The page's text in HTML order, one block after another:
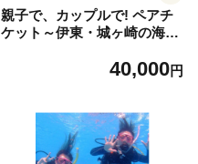
親子で、カップルで! ペアチ
ケット～伊東・城ヶ崎の海で
40,000円